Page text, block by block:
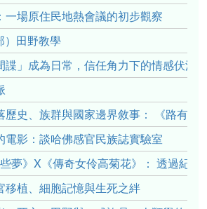
一場原住民地熱會議的初步觀察
）田野教學
」成為日常，信任角力下的情感伏流
歷史、族群與國家邊界敘事： 《路有
電影：談哈佛感官民族誌實驗室
夢》X《傳奇女伶高菊花》： 透過紀
移植、細胞記憶與生死之絆